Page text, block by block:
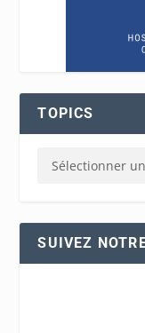
TOPICS
SUIVEZ